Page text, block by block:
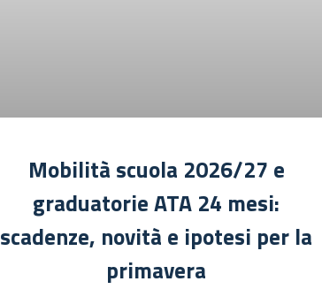
Mobilità scuola 2026/27 e
graduatorie ATA 24 mesi:
scadenze, novità e ipotesi per la
primavera